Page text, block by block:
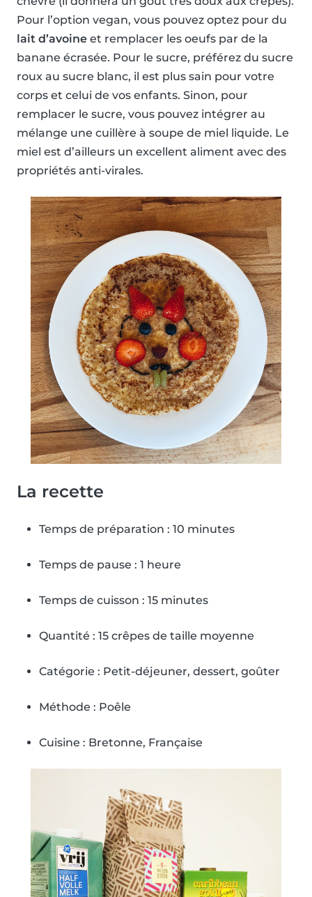
Pour l’option vegan, vous pouvez optez pour du
lait d’avoine et remplacer les oeufs par de la
banane écrasée. Pour le sucre, préférez du sucre
roux au sucre blanc, il est plus sain pour votre
corps et celui de vos enfants. Sinon, pour
remplacer le sucre, vous pouvez intégrer au
mélange une cuillère à soupe de miel liquide. Le
miel est d’ailleurs un excellent aliment avec des
propriétés anti-virales.
La recette
Temps de préparation : 10 minutes
Temps de pause : 1 heure
Temps de cuisson : 15 minutes
Quantité : 15 crêpes de taille moyenne
Catégorie : Petit-déjeuner, dessert, goûter
Méthode : Poêle
Cuisine : Bretonne, Française